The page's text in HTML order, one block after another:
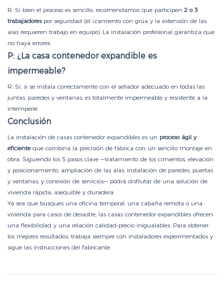
R: Si bien el proceso es sencillo, recomendamos que participen 2 o 3
trabajadorespor seguridad (el izamiento con grúa y la extensión de las
alas requieren trabajo en equipo). La instalación profesional garantiza que
no haya errores.
P: ¿La casa contenedor expandible es
impermeable?
R: Sí, si se instala correctamente con el sellador adecuado en todas las
juntas, paredes y ventanas, es totalmente impermeable y resistente a la
intemperie.
Conclusión
La instalación de casas contenedor expandibles es un proceso ágil y
eficienteque combina la precisión de fábrica con un sencillo montaje en
obra. Siguiendo los 5 pasos clave —tratamiento de los cimientos, elevación
y posicionamiento, ampliación de las alas, instalación de paredes, puertas
y ventanas, y conexión de servicios— podrá disfrutar de una solución de
vivienda rápida, asequible y duradera.
Ya sea que busques una oficina temporal, una cabaña remota o una
vivienda para casos de desastre, las casas contenedor expandibles ofrecen
una flexibilidad y una relación calidad-precio inigualables. Para obtener
los mejores resultados, trabaja siempre con instaladores experimentados y
sigue las instrucciones del fabricante.